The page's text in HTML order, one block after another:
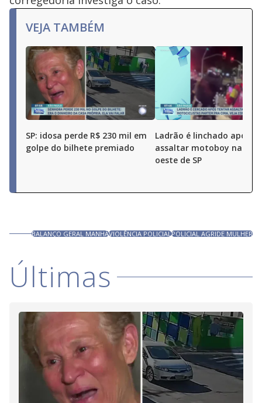
VEJA TAMBÉM
SP: idosa perde R$ 230 mil em
golpe do bilhete premiado
Ladrão é linchado após
assaltar motoboy na
oeste de SP
BALANÇO GERAL MANHÃVIOLÊNCIA POLICIALPOLICIAL AGRIDE MULHER
Últimas